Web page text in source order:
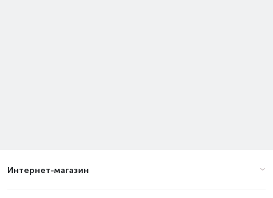
Интернет-магазин